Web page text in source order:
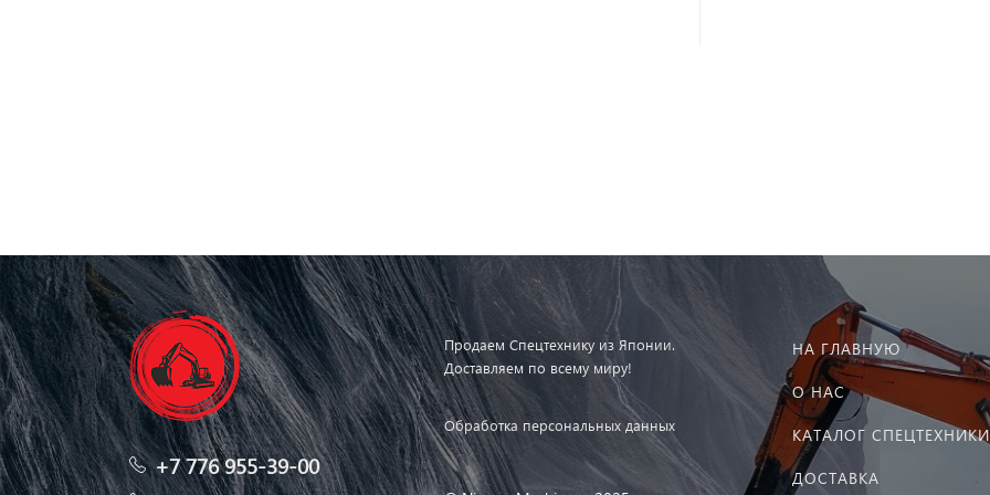
+7 776 955-39-00
Продаем Спецтехнику из Японии.
Доставляем по всему миру!
Обработка персональных данных
НА ГЛАВНУЮ
О НАС
КАТАЛОГ
ДОСТАВКА